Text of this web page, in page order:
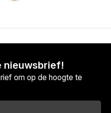
nieuwsbrief!
om op de hoogte te